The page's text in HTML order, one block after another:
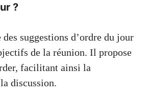
?
des suggestions d’ordre du jour
de la réunion. Il propose
facilitant ainsi la
discussion.